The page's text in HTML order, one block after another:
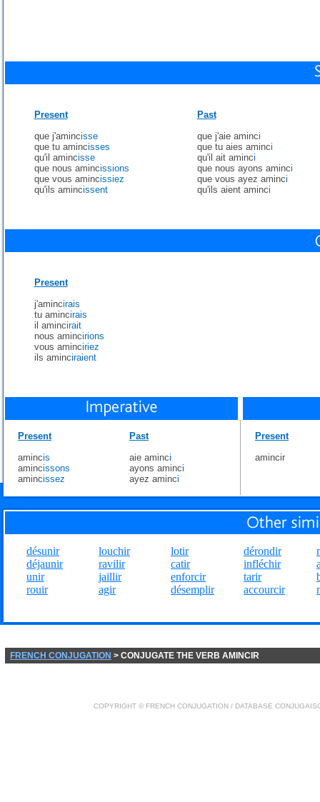
Present
que j'amincisse
que tu amincisses
qu'il amincisse
que nous amincissions
que vous amincissiez
qu'ils amincissent
Past
que j'aie aminci
que tu aies aminci
qu'il ait aminci
que nous ayons aminci
que vous ayez aminci
qu'ils aient aminci
Present
j'amincirais
tu amincirais
il amincirait
nous amincirions
vous aminciriez
ils aminciraient
Present
amincis
amincissons
amincissez
Past
aie aminci
ayons aminci
ayez aminci
Present
amincir
désunir
déjaunir
unir
rouir
louchir
ravilir
jaillir
agir
lotir
catir
enforcir
désemplir
dérondir
infléchir
tarir
accourcir
FRENCH CONJUGATION > CONJUGATE THE VERB AMINCIR
COPYRIGHT © FRENCH CONJUGATION / DATABASE